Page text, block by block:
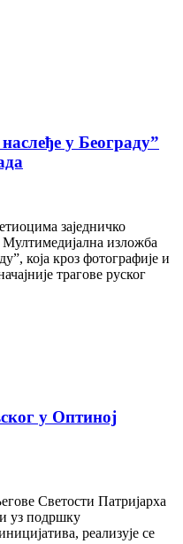
у Београду”
заједничко
Мултимедијална изложба
која кроз фотографије и
трагове руског
у Оптиној
Светости Патријарха
уз подршку
реализује се